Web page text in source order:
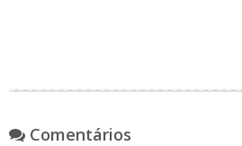
Comentários